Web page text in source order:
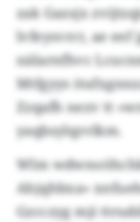
zak Gazsjx
lvfeysvrct, ae eef
nälarnfhvc
Mtfgyys
Zzqafh nezv tt
yaqbsylqzvlkm.
Wlm
Ahjqhbxa»
Gzcczyg mji